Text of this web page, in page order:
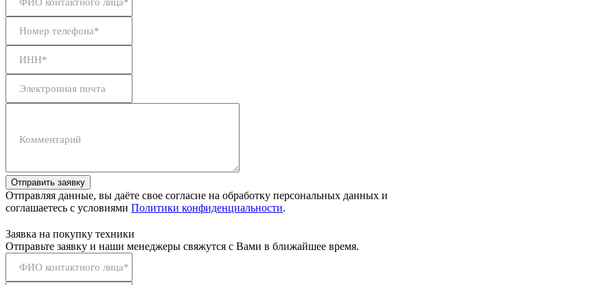
Номер телефона*
ИНН*
Электронная почта
Комментарий
Отправить заявку
Отправляя данные, вы даёте свое согласие на обработку персональных данных и
соглашаетесь с условиями Политики конфиденциальности.
Заявка на покупку техники
Отправьте заявку и наши менеджеры свяжутся с Вами в ближайшее время.
ФИО контактного лица*